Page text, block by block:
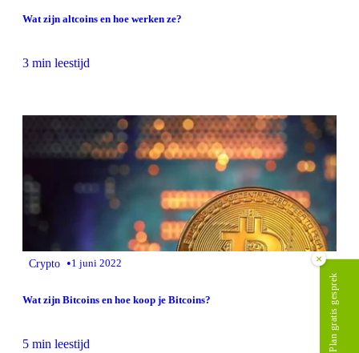
Wat zijn altcoins en hoe werken ze?
3 min leestijd
Crypto •1 juni 2022
Wat zijn Bitcoins en hoe koop je Bitcoins?
5 min leestijd
×
Plan gratis gesprek